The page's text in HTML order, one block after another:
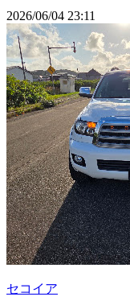
2026/06/04 23:11
セコイア